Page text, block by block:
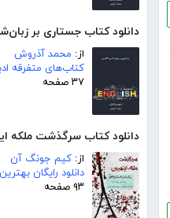
دانلود کتاب جستاری بر
از: محمد آذروش
کتاب‌های متفرقه
۳۷ صفحه
دانلود کتاب سرگذشت ملکه
از: کیم جونگ آن
دانلود رایگان
۹۳ صفحه